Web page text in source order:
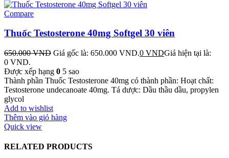
Compare
Thuốc Testosterone 40mg Softgel 30 viên
650.000VND Giá gốc là: 650.000 VND.0 VNDGiá hiện tại là:
0 VND.
Được xếp hạng 0 5 sao
Thành phần Thuốc Testosterone 40mg có thành phần: Hoạt chất:
Testosterone undecanoate 40mg. Tá dược: Dầu thầu dầu, propylen
glycol
Add to wishlist
Thêm vào giỏ hàng
Quick view
RELATED PRODUCTS